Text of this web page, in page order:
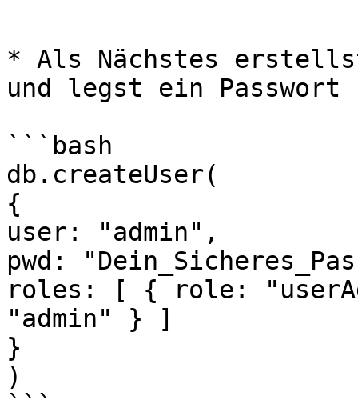
* Als Nächstes
und legst ein
```bash
db.createUser(
{
user: "admin",
pwd:
roles: [ { role:
"admin" } ]
}
)
```